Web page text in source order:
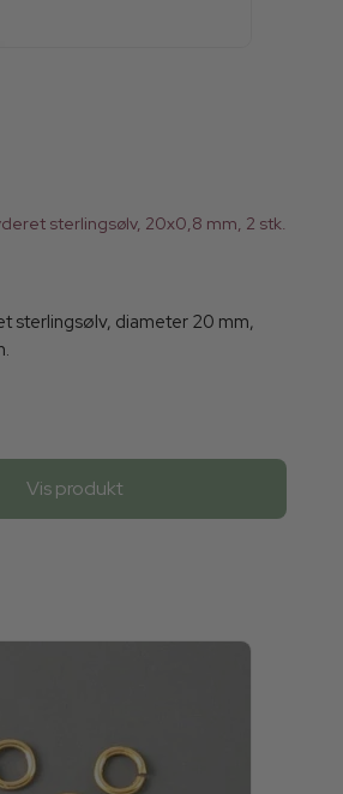
sterlingsølv, 20x0,8 mm, 2 stk.
sterlingsølv, diameter 20 mm,
Vis produkt